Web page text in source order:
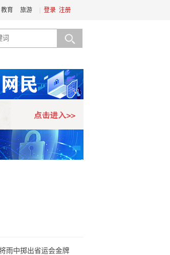
登录 注册
教育 旅游
雨中掷出省运会金牌